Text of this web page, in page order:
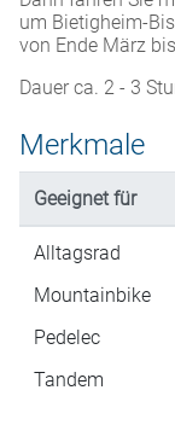
um Bietigheim-
von Ende März
Dauer ca. 2 - 3
Merkmale
Geeignet für
Alltagsrad
Mountainbike
Pedelec
Tandem